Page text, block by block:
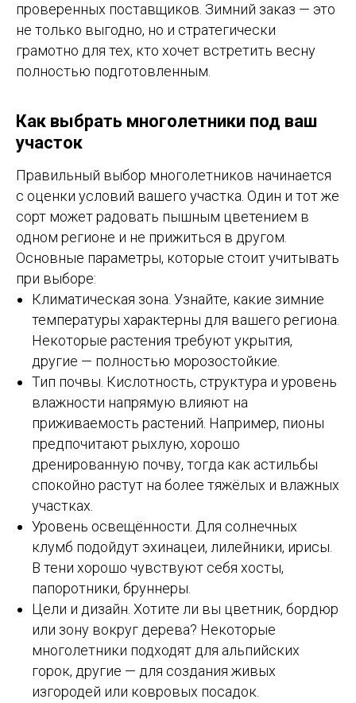
проверенных поставщиков. Зимний заказ — это
не только выгодно, но и стратегически
грамотно для тех, кто хочет встретить весну
полностью подготовленным.
Как выбрать многолетники под ваш
участок
Правильный выбор многолетников начинается
с оценки условий вашего участка. Один и тот же
сорт может радовать пышным цветением в
одном регионе и не прижиться в другом.
Основные параметры, которые стоит учитывать
при выборе:
Климатическая зона. Узнайте, какие зимние
температуры характерны для вашего региона.
Некоторые растения требуют укрытия,
другие — полностью морозостойкие.
Тип почвы. Кислотность, структура и уровень
влажности напрямую влияют на
приживаемость растений. Например, пионы
предпочитают рыхлую, хорошо
дренированную почву, тогда как астильбы
спокойно растут на более тяжёлых и влажных
участках.
Уровень освещённости. Для солнечных
клумб подойдут эхинацеи, лилейники, ирисы.
В тени хорошо чувствуют себя хосты,
папоротники, бруннеры.
Цели и дизайн. Хотите ли вы цветник, бордюр
или зону вокруг дерева? Некоторые
многолетники подходят для альпийских
горок, другие — для создания живых
изгородей или ковровых посадок.